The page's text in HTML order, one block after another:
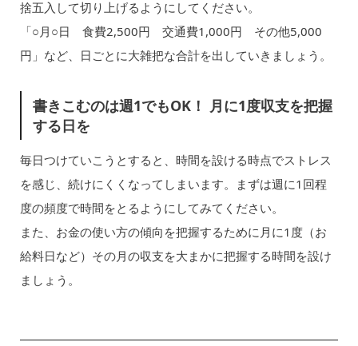
捨五入して切り上げるようにしてください。
「○月○日 食費2,500円 交通費1,000円 その他5,000
円」など、日ごとに大雑把な合計を出していきましょう。
書きこむのは週1でもOK！ 月に1度収支を把握
する日を
毎日つけていこうとすると、時間を設ける時点でストレス
を感じ、続けにくくなってしまいます。まずは週に1回程
度の頻度で時間をとるようにしてみてください。
また、お金の使い方の傾向を把握するために月に1度（お
給料日など）その月の収支を大まかに把握する時間を設け
ましょう。